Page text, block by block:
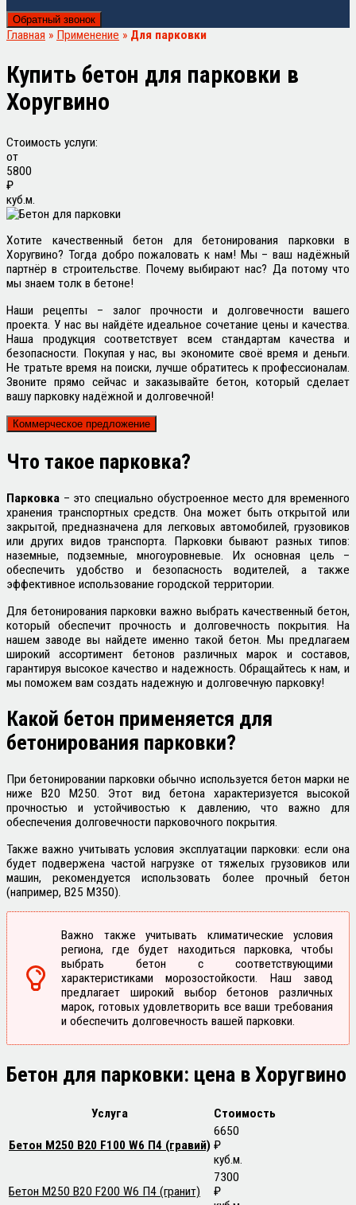
Обратный звонок
Главная » Применение » Для парковки
Купить бетон для парковки в
Хоругвино
Стоимость услуги:
от
5800
₽
куб.м.
Хотите качественный бетон для бетонирования парковки в
Хоругвино? Тогда добро пожаловать к нам! Мы – ваш надёжный
партнёр в строительстве. Почему выбирают нас? Да потому что
мы знаем толк в бетоне!
Наши рецепты – залог прочности и долговечности вашего
проекта. У нас вы найдёте идеальное сочетание цены и качества.
Наша продукция соответствует всем стандартам качества и
безопасности. Покупая у нас, вы экономите своё время и деньги.
Не тратьте время на поиски, лучше обратитесь к профессионалам.
Звоните прямо сейчас и заказывайте бетон, который сделает
вашу парковку надёжной и долговечной!
Коммерческое предложение
Что такое парковка?
Парковка – это специально обустроенное место для временного
хранения транспортных средств. Она может быть открытой или
закрытой, предназначена для легковых автомобилей, грузовиков
или других видов транспорта. Парковки бывают разных типов:
наземные, подземные, многоуровневые. Их основная цель –
обеспечить удобство и безопасность водителей, а также
эффективное использование городской территории.
Для бетонирования парковки важно выбрать качественный бетон,
который обеспечит прочность и долговечность покрытия. На
нашем заводе вы найдете именно такой бетон. Мы предлагаем
широкий ассортимент бетонов различных марок и составов,
гарантируя высокое качество и надежность. Обращайтесь к нам, и
мы поможем вам создать надежную и долговечную парковку!
Какой бетон применяется для
бетонирования парковки?
При бетонировании парковки обычно используется бетон марки не
ниже B20 М250. Этот вид бетона характеризуется высокой
прочностью и устойчивостью к давлению, что важно для
обеспечения долговечности парковочного покрытия.
Также важно учитывать условия эксплуатации парковки: если она
будет подвержена частой нагрузке от тяжелых грузовиков или
машин, рекомендуется использовать более прочный бетон
(например, B25 М350).
Важно также учитывать климатические условия
региона, где будет находиться парковка, чтобы
выбрать бетон с соответствующими
характеристиками морозостойкости. Наш завод
предлагает широкий выбор бетонов различных
марок, готовых удовлетворить все ваши требования
и обеспечить долговечность вашей парковки.
Бетон для парковки: цена в Хоругвино
Услуга Стоимость
Бетон М250 В20 F100 W6 П4 (гравий)
6650
₽
куб.м.
Бетон М250 В20 F200 W6 П4 (гранит)
7300
₽